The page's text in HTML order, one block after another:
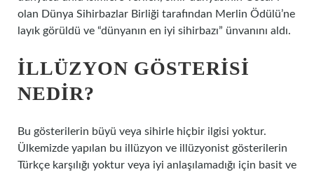
olan Dünya Sihirbazlar Birliği tarafından Merlin Ödülü’ne
layık görüldü ve “dünyanın en iyi sihirbazı” ünvanını aldı.
İLLÜZYON GÖSTERISI
NEDIR?
Bu gösterilerin büyü veya sihirle hiçbir ilgisi yoktur.
Ülkemizde yapılan bu illüzyon ve illüzyonist gösterilerin
Türkçe karşılığı yoktur veya iyi anlaşılamadığı için basit ve